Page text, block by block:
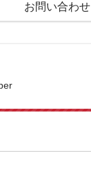
お問い合わせ